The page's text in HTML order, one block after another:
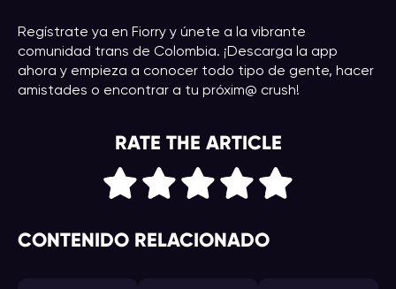
Regístrate ya en Fiorry y únete a la vibrante
comunidad trans de Colombia. ¡Descarga la app
ahora y empieza a conocer todo tipo de gente, hacer
amistades o encontrar a tu próxim@ crush!
RATE THE ARTICLE
CONTENIDO RELACIONADO